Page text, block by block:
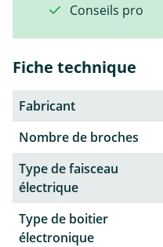
Conseils pro
Fiche technique
Fabricant
Nombre de broches
Type de faisceau
électrique
Type de boitier
électronique